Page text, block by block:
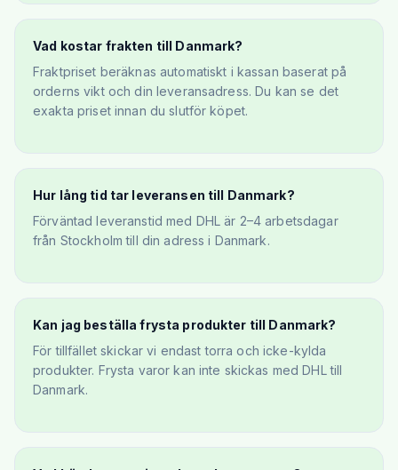
Vad kostar frakten till Danmark?
Fraktpriset beräknas automatiskt i kassan baserat på
orderns vikt och din leveransadress. Du kan se det
exakta priset innan du slutför köpet.
Hur lång tid tar leveransen till Danmark?
Förväntad leveranstid med DHL är 2–4 arbetsdagar
från Stockholm till din adress i Danmark.
Kan jag beställa frysta produkter till Danmark?
För tillfället skickar vi endast torra och icke-kylda
produkter. Frysta varor kan inte skickas med DHL till
Danmark.